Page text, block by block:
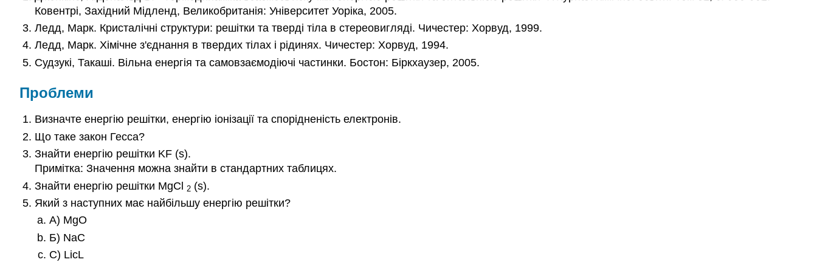
Ковентрі, Західний Мідленд, Великобританія: Університет Уоріка, 2005.
Ледд, Марк. Кристалічні структури: решітки та тверді тіла в стереовигляді. Чичестер: Хорвуд, 1999.
Ледд, Марк. Хімічне з'єднання в твердих тілах і рідинях. Чичестер: Хорвуд, 1994.
Судзукі, Такаші. Вільна енергія та самовзаємодіючі частинки. Бостон: Біркхаузер, 2005.
Проблеми
Визначте енергію решітки, енергію іонізації та спорідненість електронів.
Що таке закон Гесса?
Знайти енергію решітки KF (s).
Примітка: Значення можна знайти в стандартних таблицях.
Знайти енергію решітки MgCl 2(s).
Який з наступних має найбільшу енергію решітки?
А) MgO
Б) NaC
C) LicL